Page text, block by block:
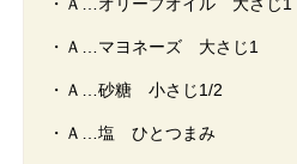
・Ａ…マヨネーズ 大さじ1
・Ａ…砂糖 小さじ1/2
・Ａ…塩 ひとつまみ